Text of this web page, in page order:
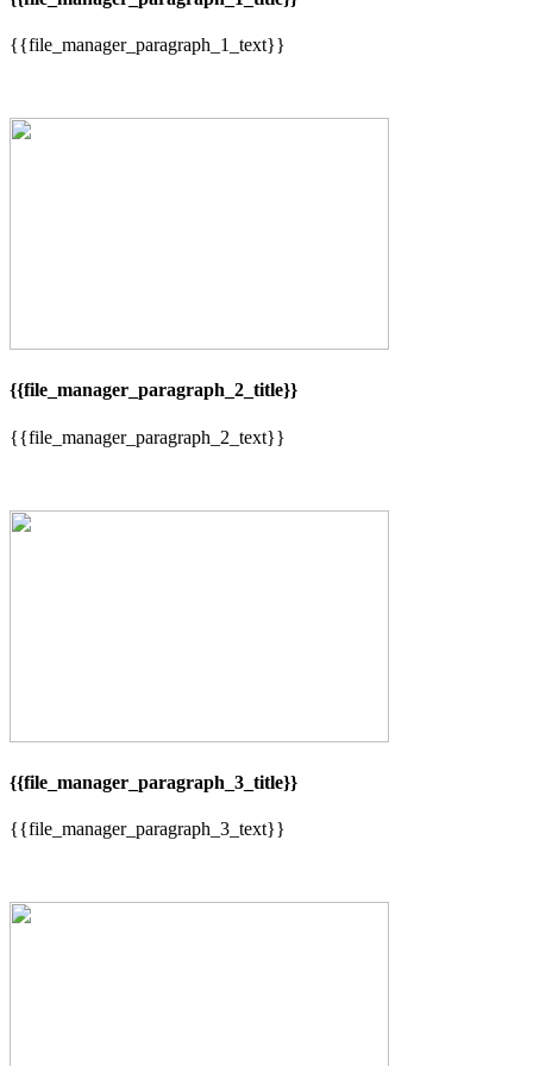
{{file_manager_paragraph_1_text}}
{{file_manager_paragraph_2_title}}
{{file_manager_paragraph_2_text}}
{{file_manager_paragraph_3_title}}
{{file_manager_paragraph_3_text}}